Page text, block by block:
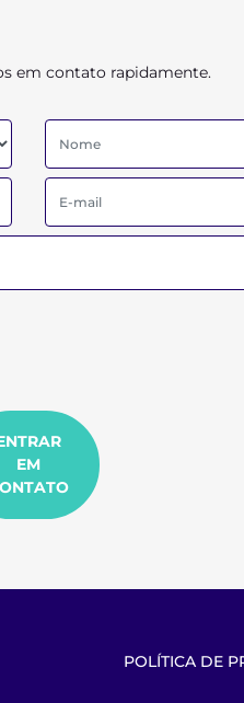
em contato rapidamente.
EM
POLÍTICA DE